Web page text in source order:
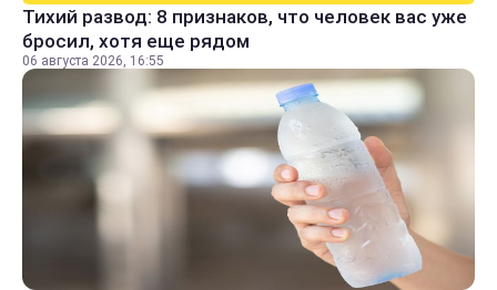
Тихий развод: 8 признаков, что человек вас уже
бросил, хотя еще рядом
06 августа 2026, 16:55